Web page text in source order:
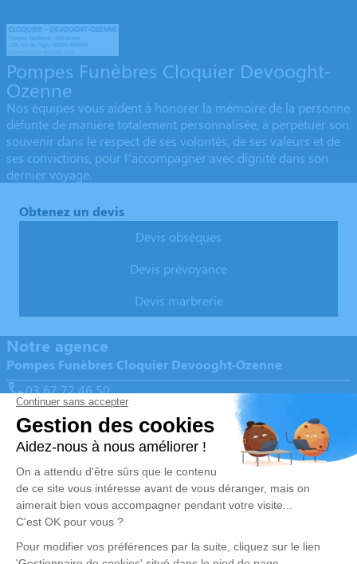
Pompes Funèbres Cloquier Devooght-
Ozenne
Nos équipes vous aident à honorer la mémoire de la personne
défunte de manière totalement personnalisée, à perpétuer son
souvenir dans le respect de ses volontés, de ses valeurs et de
ses convictions, pour l’accompagner avec dignité dans son
dernier voyage.
Obtenez un devis
Devis obsèques
Devis prévoyance
Devis marbrerie
Notre agence
Pompes Funèbres Cloquier Devooght-Ozenne
03 67 72 46 50
pfcloquier@gmail.com
199, Rue Cagny - 80080 - Amiens
4.7/5 - 259 avis
Nos Services
Organiser des obsèques
Monuments funéraires
Services aux familles
Liens utiles
Avis de décès
Demande de rendez-vous en
Nos réseaux sociaux